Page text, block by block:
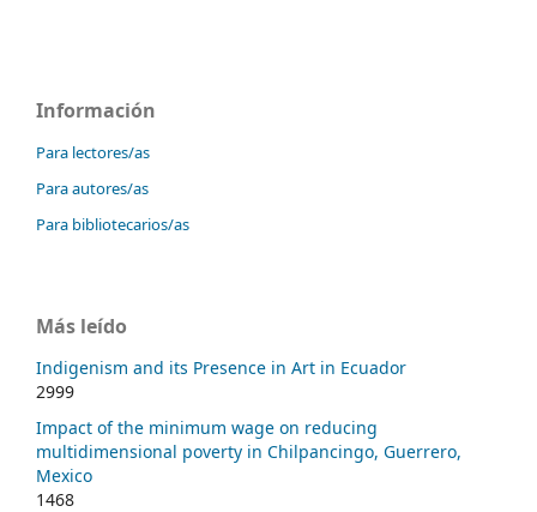
Información
Para lectores/as
Para autores/as
Para bibliotecarios/as
Más leído
Indigenism and its Presence in Art in Ecuador
2999
Impact of the minimum wage on reducing
multidimensional poverty in Chilpancingo, Guerrero,
Mexico
1468